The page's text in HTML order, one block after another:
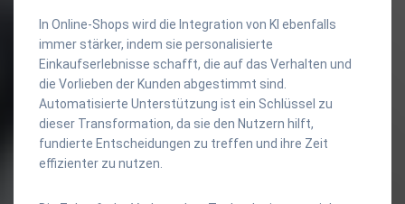
In Online-Shops wird die Integration von KI ebenfalls
immer stärker, indem sie personalisierte
Einkaufserlebnisse schafft, die auf das Verhalten und
die Vorlieben der Kunden abgestimmt sind.
Automatisierte Unterstützung ist ein Schlüssel zu
dieser Transformation, da sie den Nutzern hilft,
fundierte Entscheidungen zu treffen und ihre Zeit
effizienter zu nutzen.